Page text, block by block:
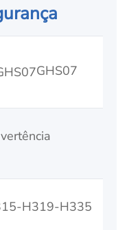
GHS07
H319-H335